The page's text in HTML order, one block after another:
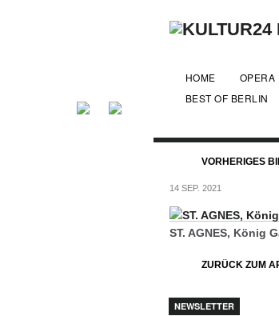
HOME OPERA
BEST OF BERLIN
VORHERIGES
14 SEP. 2021
ST. AGNES, König
ZURÜCK ZUM
NEWSLETTER